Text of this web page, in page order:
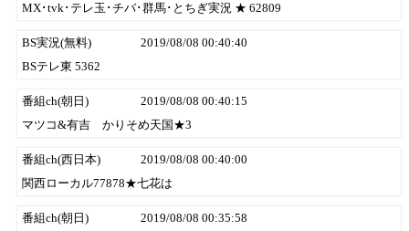
MX･tvk･テレ玉･チバ･群馬･とちぎ実況 ★ 62809
BS実況(無料)
2019/08/08 00:40:40
BSテレ東 5362
番組ch(朝日)
2019/08/08 00:40:15
マツコ&有吉 かりそめ天国★3
番組ch(西日本)
2019/08/08 00:40:00
関西ローカル77878★七花は
番組ch(朝日)
2019/08/08 00:35:58